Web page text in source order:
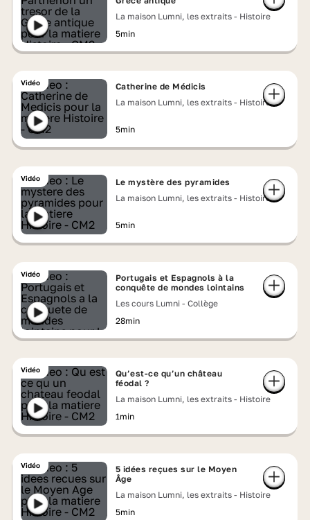
La maison Lumni, les extraits - Histoire
5min
Vidéo
Catherine de Médicis
La maison Lumni, les extraits - Histoire
5min
Vidéo
Le mystère des pyramides
La maison Lumni, les extraits - Histoire
5min
Vidéo
Portugais et Espagnols à la
conquête de mondes lointains
Les cours Lumni - Collège
28min
Vidéo
Qu’est-ce qu’un château
féodal ?
La maison Lumni, les extraits - Histoire
1min
Vidéo
5 idées reçues sur le Moyen
Âge
La maison Lumni, les extraits - Histoire
5min